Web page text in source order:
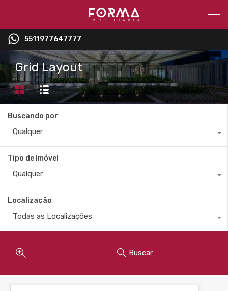
5511977647777
Grid Layout
Buscando por
Qualquer
Tipo de Imóvel
Qualquer
Localização
Todas as Localizações
Buscar